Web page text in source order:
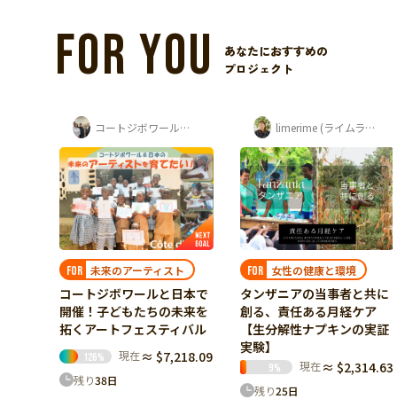
FOR YOU
あなたにおすすめの
プロジェクト
limerime (ライムライム) 須藤 紫音
FOR 女性の健康と環境
タンザニアの当事者と共に
創る、責任ある月経ケア
【生分解性ナプキンの実証
実験】
現在 ≈ $2,314.63
残り 25 日
脇田るい
FOR セネガルで取材活動
アラフォー元専業主婦が、
市民ジャーナリストとして
セネガルの”リアル"を届け
たい！
34% 現在≈ $1,750.00
残り6日